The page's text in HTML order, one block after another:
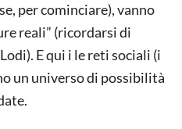
per cominciare), vanno
reali” (ricordarsi di
E qui i le reti sociali (i
un universo di possibilità